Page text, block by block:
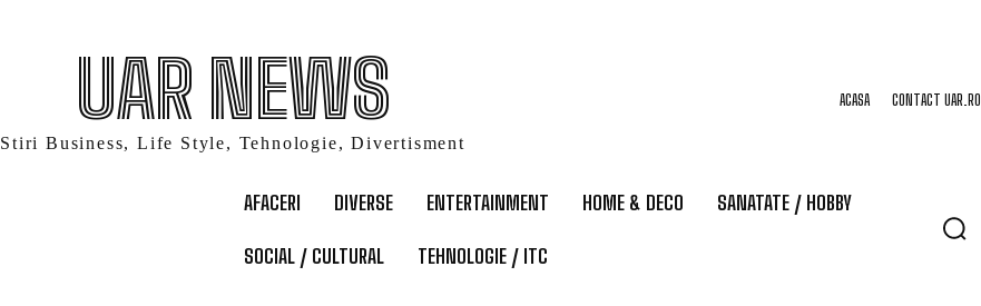
UAR NEWS
Stiri Business, Life Style, Tehnologie, Divertisment
ACASA CONTACT UAR.RO
AFACERI DIVERSE ENTERTAINMENT HOME & DECO SANATATE / HOBBY
SOCIAL / CULTURAL TEHNOLOGIE / ITC